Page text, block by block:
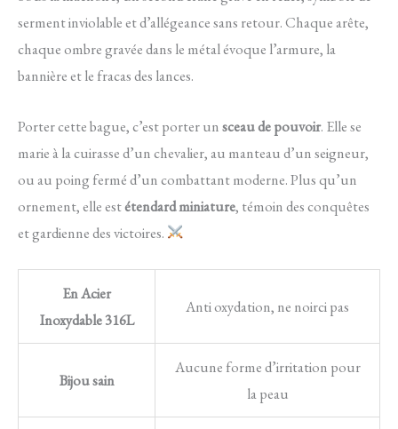
serment inviolable et d’allégeance sans retour. Chaque arête,
chaque ombre gravée dans le métal évoque l’armure, la
bannière et le fracas des lances.
Porter cette bague, c’est porter unsceau de pouvoir. Elle se
marie à la cuirasse d’un chevalier, au manteau d’un seigneur,
ou au poing fermé d’un combattant moderne. Plus qu’un
ornement, elle estétendard miniature, témoin des conquêtes
et gardienne des victoires.
En Acier
Inoxydable 316L
Anti oxydation, ne noirci pas
Bijou sain
Aucune forme d’irritation pour
la peau